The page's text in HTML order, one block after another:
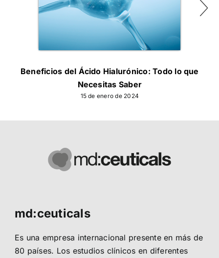
Beneficios del Ácido Hialurónico: Todo lo que
Necesitas Saber
15 de enero de 2024
md:ceuticals
Es una empresa internacional presente en más de
80 países. Los estudios clínicos en diferentes